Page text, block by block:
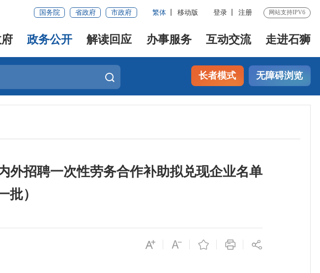
国务院 省政府 市政府 繁体 移动版 登录 注册 网站支持IPV6
政务公开 解读回应 办事服务 互动交流 走进石狮
长者模式 无障碍浏览
外招聘一次性劳务合作补助拟兑现企业名单
批）